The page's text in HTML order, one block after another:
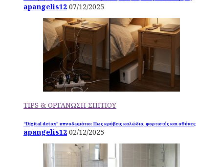
apangelis12 07/12/2025
TIPS & ΟΡΓΑΝΩΣΗ ΣΠΙΤΙΟΥ
“Digital detox” υπνοδωμάτιο: Πως κρύβεις καλώδια, φορτιστές και οθόνες
apangelis12 02/12/2025